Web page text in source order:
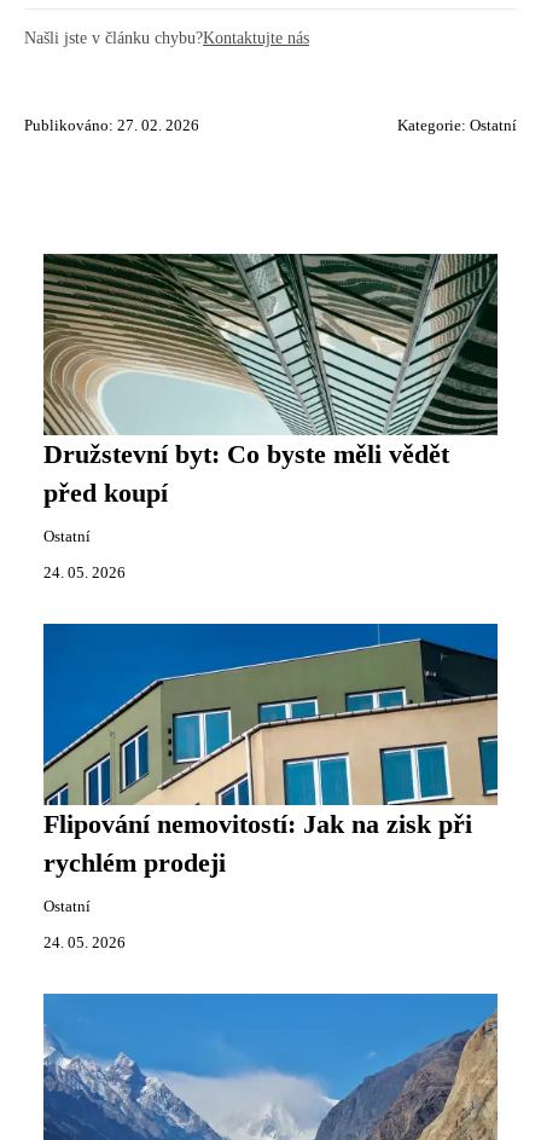
Našli jste v článku chybu?Kontaktujte nás
Publikováno: 27. 02. 2026 Kategorie: Ostatní
Družstevní byt: Co byste měli vědět
před koupí
Ostatní
24. 05. 2026
Flipování nemovitostí: Jak na zisk při
rychlém prodeji
Ostatní
24. 05. 2026